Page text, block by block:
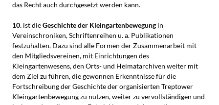
das Recht auch durchgesetzt werden kann.
10.ist dieGeschichte der Kleingartenbewegungin
Vereinschroniken, Schriftenreihen u. a. Publikationen
festzuhalten. Dazu sind alle Formen der Zusammenarbeit mit
den Mitgliedsvereinen, mit Einrichtungen des
Kleingartenwesens, den Orts- und Heimatarchiven weiter mit
dem Ziel zu führen, die gewonnen Erkenntnisse für die
Fortschreibung der Geschichte der organisierten Treptower
Kleingartenbewegung zu nutzen, weiter zu vervollständigen und